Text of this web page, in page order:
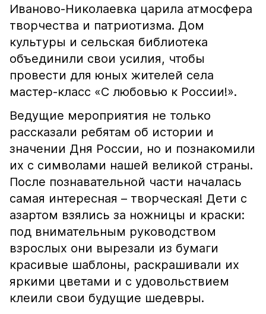
Иваново-Николаевка царила атмосфера
творчества и патриотизма. Дом
культуры и сельская библиотека
объединили свои усилия, чтобы
провести для юных жителей села
мастер-класс «С любовью к России!».
Ведущие мероприятия не только
рассказали ребятам об истории и
значении Дня России, но и познакомили
их с символами нашей великой страны.
После познавательной части началась
самая интересная – творческая! Дети с
азартом взялись за ножницы и краски:
под внимательным руководством
взрослых они вырезали из бумаги
красивые шаблоны, раскрашивали их
яркими цветами и с удовольствием
клеили свои будущие шедевры.